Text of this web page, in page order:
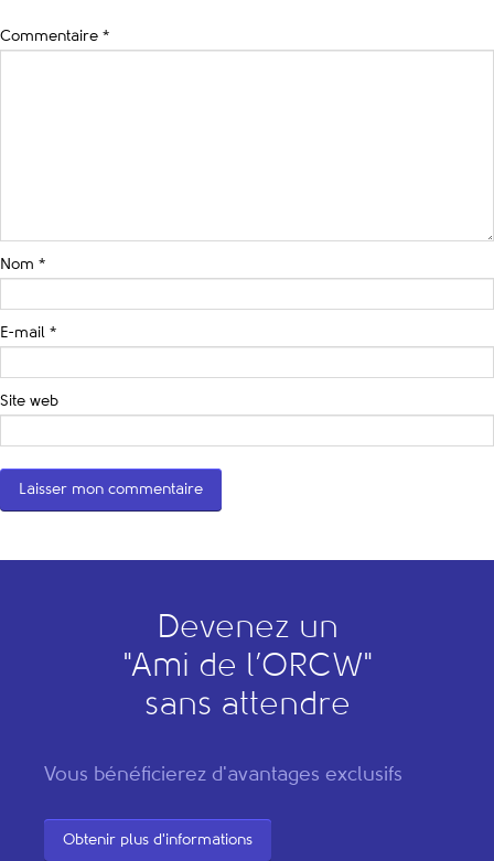
Commentaire *
Nom *
E-mail *
Site web
Devenez un
"Ami de l’ORCW"
sans attendre
Vous bénéficierez d'avantages exclusifs
Obtenir plus d'informations